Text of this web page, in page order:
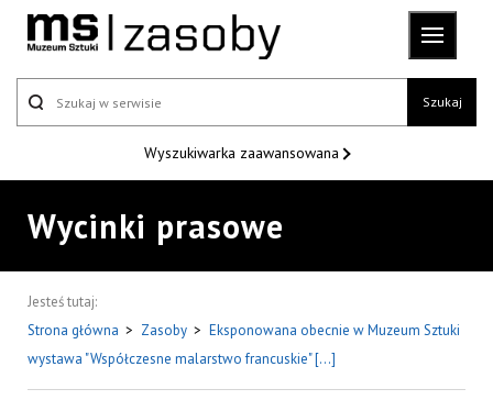
Szukaj
Wyszukiwarka zaawansowana
Wycinki prasowe
Jesteś tutaj:
Strona główna > Zasoby > Eksponowana obecnie w Muzeum Sztuki
wystawa "Współczesne malarstwo francuskie" [...]